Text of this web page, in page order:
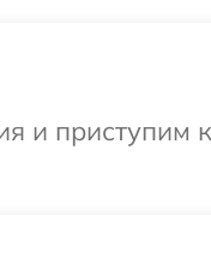
и приступим к